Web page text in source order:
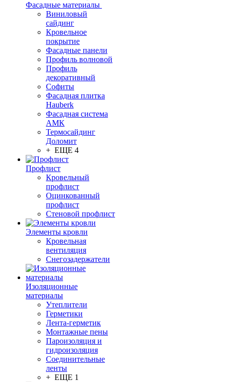
Фасадные материалы
Виниловый
сайдинг
Кровельное
покрытие
Фасадные панели
Профиль волновой
Профиль
декоративный
Софиты
Фасадная плитка
Hauberk
Фасадная система
АМК
Термосайдинг
Доломит
+ ЕЩЕ 4
Профлист
Кровельный
профлист
Оцинкованный
профлист
Стеновой профлист
Элементы кровли
Кровельная
вентиляция
Снегозадержатели
Изоляционные
материалы
Утеплители
Герметики
Лента-герметик
Монтажные пены
Пароизоляция и
гидроизоляция
Соединительные
ленты
+ ЕЩЕ 1